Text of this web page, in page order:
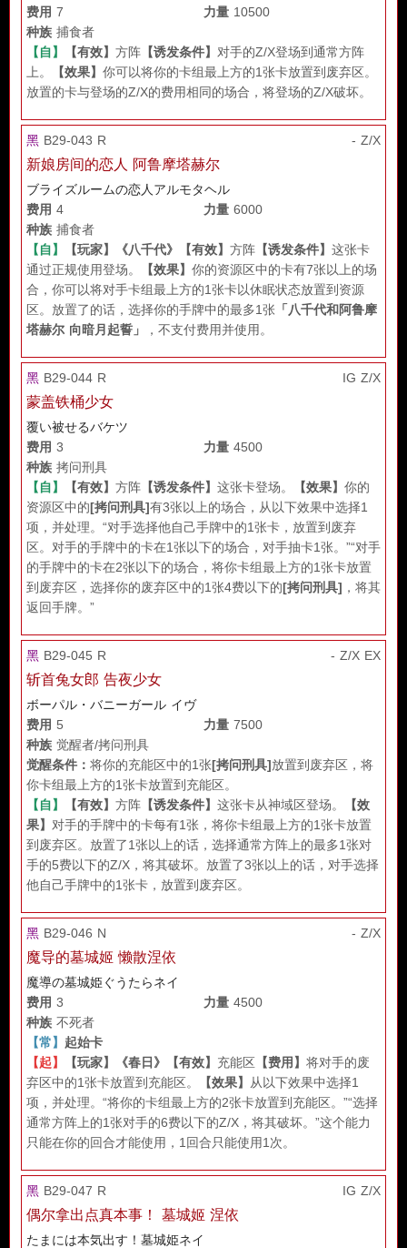
费用 7 力量 10500
种族 捕食者
【自】
【有效】 方阵 【诱发条件】 对手的Z/X登场到通常方阵
上。
【效果】 你可以将你的卡组最上方的1张卡放置到废弃区。
放置的卡与登场的Z/X的费用相同的场合，将登场的Z/X破坏。
黑 B29-043 R - Z/X
新娘房间的恋人 阿鲁摩塔赫尔
ブライズルームの恋人アルモタヘル
费用 4 力量 6000
种族 捕食者
【自】
【玩家】 《八千代》 【有效】 方阵 【诱发条件】 这张卡
通过正规使用登场。
【效果】 你的资源区中的卡有7张以上的场
合，你可以将对手卡组最上方的1张卡以休眠状态放置到资源
区。放置了的话，选择你的手牌中的最多1张 「八千代和阿鲁摩
塔赫尔 向暗月起誓」
，不支付费用并使用。
黑 B29-044 R IG Z/X
蒙盖铁桶少女
覆い被せるバケツ
费用 3 力量 4500
种族 拷问刑具
【自】
【有效】 方阵 【诱发条件】 这张卡登场。 【效果】 你的
资源区中的[拷问刑具]有3张以上的场合，从以下效果中选择1
项，并处理。“对手选择他自己手牌中的1张卡，放置到废弃
区。对手的手牌中的卡在1张以下的场合，对手抽卡1张。”“对手
的手牌中的卡在2张以下的场合，将你卡组最上方的1张卡放置
到废弃区，选择你的废弃区中的1张4费以下的[拷问刑具] ，将其
返回手牌。”
黑 B29-045 R - Z/X EX
斩首兔女郎 告夜少女
ボーパル・バニーガール イヴ
费用 5 力量 7500
种族 觉醒者/拷问刑具
觉醒条件： 将你的充能区中的1张[拷问刑具]放置到废弃区，将
你卡组最上方的1张卡放置到充能区。
【自】
【有效】 方阵 【诱发条件】 这张卡从神域区登场。
【效
果】 对手的手牌中的卡每有1张，将你卡组最上方的1张卡放置
到废弃区。放置了1张以上的话，选择通常方阵上的最多1张对
手的5费以下的Z/X，将其破坏。放置了3张以上的话，对手选择
他自己手牌中的1张卡，放置到废弃区。
黑 B29-046 N - Z/X
魔导的墓城姬 懒散涅依
魔導の墓城姫ぐうたらネイ
费用 3 力量 4500
种族 不死者
【常】 起始卡
【起】
【玩家】 《春日》 【有效】 充能区 【费用】 将对手的废
弃区中的1张卡放置到充能区。
【效果】
从以下效果中选择1
项，并处理。“将你的卡组最上方的2张卡放置到充能区。”“选择
通常方阵上的1张对手的6费以下的Z/X，将其破坏。”这个能力
只能在你的回合才能使用，1回合只能使用1次。
黑 B29-047 R IG Z/X
偶尔拿出点真本事！ 墓城姬 涅依
たまには本気出す！墓城姫ネイ